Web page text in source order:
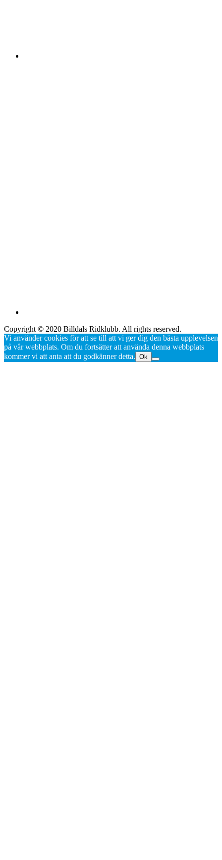
Copyright © 2020 Billdals Ridklubb. All rights reserved.
Vi använder cookies för att se till att vi ger dig den bästa upplevelsen
på vår webbplats. Om du fortsätter att använda denna webbplats
kommer vi att anta att du godkänner detta. Ok